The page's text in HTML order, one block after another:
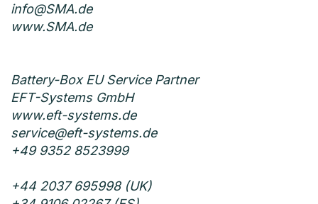
info@SMA.de
www.SMA.de
Battery-Box EU Service Partner
EFT-Systems GmbH
www.eft-systems.de
service@eft-systems.de
+49 9352 8523999
+44 2037 695998 (UK)